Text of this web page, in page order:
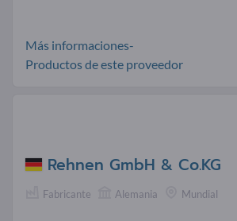
Más informaciones-
Productos de este proveedor
Rehnen GmbH & Co.KG
Fabricante Alemania Mundial